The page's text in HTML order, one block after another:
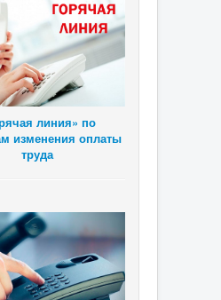
линия» по
изменения оплаты
труда